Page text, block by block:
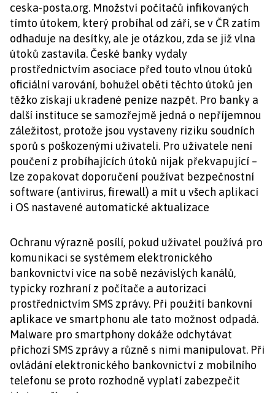
ceska-posta.org. Množství počítačů infikovaných
tímto útokem, který probíhal od září, se v ČR zatím
odhaduje na desítky, ale je otázkou, zda se již vlna
útoků zastavila. České banky vydaly
prostřednictvím asociace před touto vlnou útoků
oficiální varování, bohužel oběti těchto útoků jen
těžko získají ukradené peníze nazpět. Pro banky a
další instituce se samozřejmě jedná o nepříjemnou
záležitost, protože jsou vystaveny riziku soudních
sporů s poškozenými uživateli. Pro uživatele není
poučení z probíhajících útoků nijak překvapující –
lze zopakovat doporučení používat bezpečnostní
software (antivirus, firewall) a mít u všech aplikací
i OS nastavené automatické aktualizace
Ochranu výrazně posílí, pokud uživatel používá pro
komunikaci se systémem elektronického
bankovnictví více na sobě nezávislých kanálů,
typicky rozhraní z počítače a autorizaci
prostřednictvím SMS zprávy. Při použití bankovní
aplikace ve smartphonu ale tato možnost odpadá.
Malware pro smartphony dokáže odchytávat
příchozí SMS zprávy a různě s nimi manipulovat. Při
ovládání elektronického bankovnictví z mobilního
telefonu se proto rozhodně vyplatí zabezpečit